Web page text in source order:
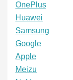
OnePlus
Huawei
Samsung
Google
Apple
Meizu